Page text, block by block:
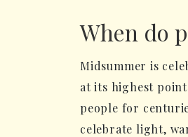
When do
Midsummer is
at its highest
people for
celebrate light,